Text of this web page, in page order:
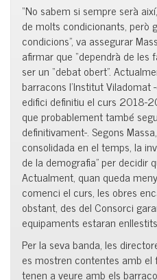
“No sabem si sempre serà
de molts condicionants, però
condicions”, va assegurar
afirmar que “dependrà de les
ser un “debat obert”.
barracons l’Institut
edifici definitiu el curs 2018-
que probablement també
definitivament-. Segons
consolidada en el temps, la
de la demografia” per decidir
Actualment, quan queda
comenci el curs, les obres
obstant, des del Consorci
equipaments estaran
Per la seva banda, les
es mostren contentes amb el
tenen a veure amb els